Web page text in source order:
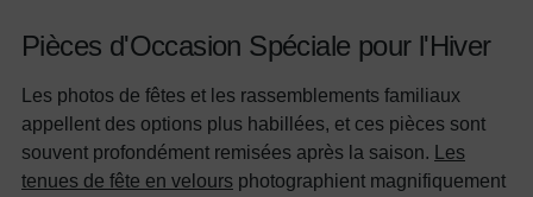
Pièces d'Occasion Spéciale pour l'Hiver
Les photos de fêtes et les rassemblements familiaux
appellent des options plus habillées, et ces pièces sont
souvent profondément remisées après la saison. Les
tenues de fête en velours photographient magnifiquement